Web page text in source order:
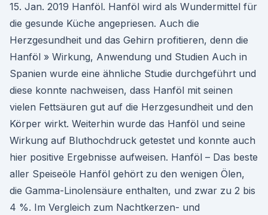
15. Jan. 2019 Hanföl. Hanföl wird als Wundermittel für
die gesunde Küche angepriesen. Auch die
Herzgesundheit und das Gehirn profitieren, denn die
Hanföl » Wirkung, Anwendung und Studien Auch in
Spanien wurde eine ähnliche Studie durchgeführt und
diese konnte nachweisen, dass Hanföl mit seinen
vielen Fettsäuren gut auf die Herzgesundheit und den
Körper wirkt. Weiterhin wurde das Hanföl und seine
Wirkung auf Bluthochdruck getestet und konnte auch
hier positive Ergebnisse aufweisen. Hanföl – Das beste
aller Speiseöle Hanföl gehört zu den wenigen Ölen,
die Gamma-Linolensäure enthalten, und zwar zu 2 bis
4 %. Im Vergleich zum Nachtkerzen- und